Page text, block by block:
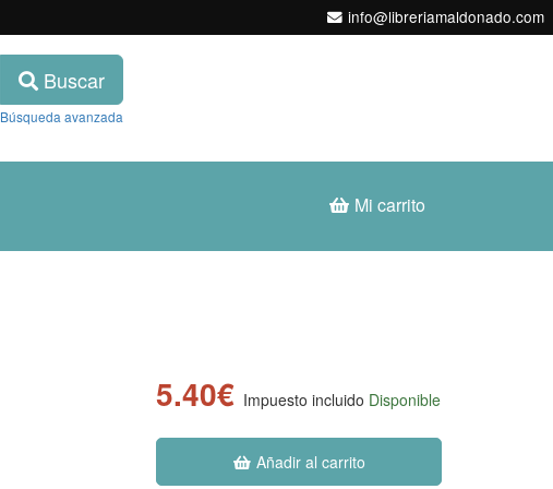
info@libreriamaldonado.com
Buscar
Búsqueda avanzada
Mi carrito
5.40€ Impuesto incluido Disponible
Añadir al carrito